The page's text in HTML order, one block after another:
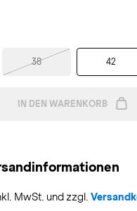
38 42
IN DEN WARENKORB
MwSt. und zzgl.